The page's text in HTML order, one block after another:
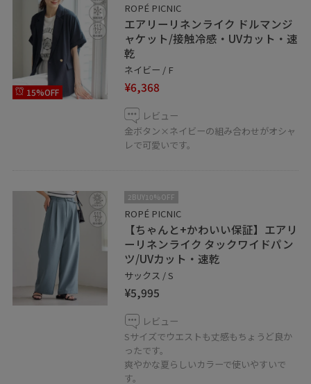
15%OFF
ROPÉ PICNIC
エアリーリネンライク ドルマンジ
ャケット/接触冷感・UVカット・速
乾
ネイビー / F
¥6,368
レビュー
金ボタン×ネイビーの組み合わせがオシャ
レで可愛いです。
2BUY10%OFF
ROPÉ PICNIC
【ちゃんと+かわいい保証】エアリ
ーリネンライク タックワイドパン
ツ/UVカット・速乾
サックス / S
¥5,995
レビュー
Sサイズでウエストも丈感もちょうど良か
ったです。
爽やかな夏らしいカラーで使いやすいで
す。